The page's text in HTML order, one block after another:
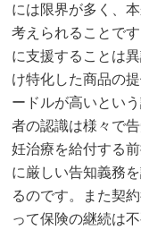
には限界が多く、
考えられることで
に支援することは
け特化した商品の
ードルが高いとい
者の認識は様々で
妊治療を給付する
に厳しい告知義務
るのです。また契
って保険の継続は